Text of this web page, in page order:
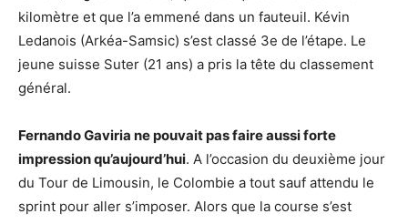
kilomètre et que l’a emmené dans un fauteuil. Kévin
Ledanois (Arkéa-Samsic) s’est classé 3e de l’étape. Le
jeune suisse Suter (21 ans) a pris la tête du classement
général.
Fernando Gaviria ne pouvait pas faire aussi forte
impression qu’aujourd’hui. A l’occasion du deuxième jour
du Tour de Limousin, le Colombie a tout sauf attendu le
sprint pour aller s’imposer. Alors que la course s’est